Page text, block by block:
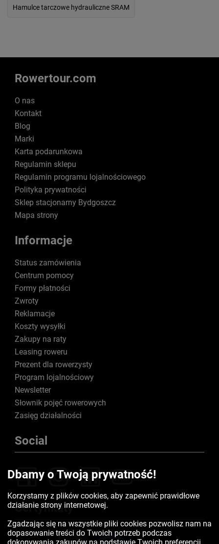
Hamulce tarczowe hydrauliczne SRAM
Rowertour.com
O nas
Kontakt
Blog
Marki
Karta podarunkowa
Regulamin sklepu
Regulamin programu lojalnościowego
Polityka prywatności
Sklep stacjonarny Bydgoszcz
Mapa strony
Informacje
Status zamówienia
Centrum pomocy
Formy płatności
Zwroty
Reklamacje
Koszty wysyłki
Zakupy na raty
Leasing roweru
Prezent dla rowerzysty
Program lojalnościowy
Newsletter
Słownik pojęć rowerowych
Zasięg działalności
Social
Certyfikaty
Dbamy o Twoją prywatność!
Korzystamy z plików cookies, aby zapewnić prawidłowe
działanie strony internetowej.
Zgadzając się na wszystkie pliki cookies pozwolisz nam na
dopasowanie treści do Twoich potrzeb podczas